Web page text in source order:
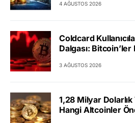
4 AĞUSTOS 2026
Coldcard
Dalgası: Bitcoin’ler
3 AĞUSTOS 2026
1,28 Milyar
Hangi Altcoinler